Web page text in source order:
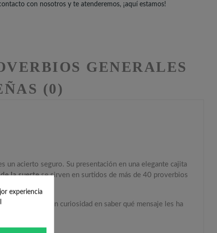
con nosotros y te atenderemos, ¡aquí estamos!
GENERALES
(0)
un acierto seguro. Su presentación en una elegante cajita
la suertese sirven en surtidos de más de 40 proverbios
y tendrán gran curiosidad en saber qué mensaje les ha
experiencia